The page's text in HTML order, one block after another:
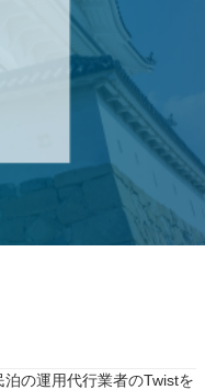
の運用代行業者のTwistを